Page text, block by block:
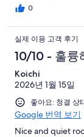
0
실제 이용 고객 후기
10/10 - 훌륭
Koichi
2026년 1월 15일
좋아요: 청결 상
Google 번역 보기
Nice and quiet